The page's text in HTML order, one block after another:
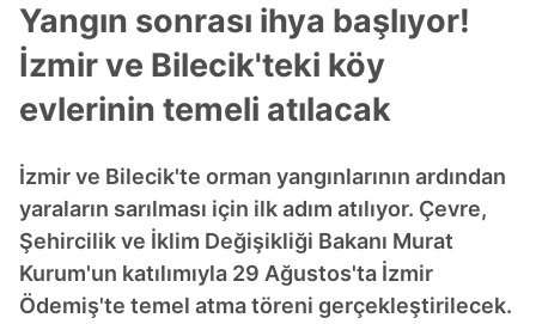
Yangın sonrası ihya başlıyor!
İzmir ve Bilecik'teki köy
evlerinin temeli atılacak
İzmir ve Bilecik'te orman yangınlarının ardından
yaraların sarılması için ilk adım atılıyor. Çevre,
Şehircilik ve İklim Değişikliği Bakanı Murat
Kurum'un katılımıyla 29 Ağustos'ta İzmir
Ödemiş'te temel atma töreni gerçekleştirilecek.